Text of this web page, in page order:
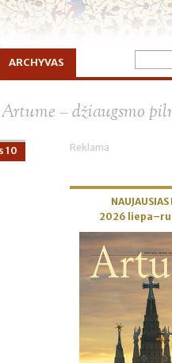
ARCHYVAS
– džiaugsmo
10 Reklama
2026